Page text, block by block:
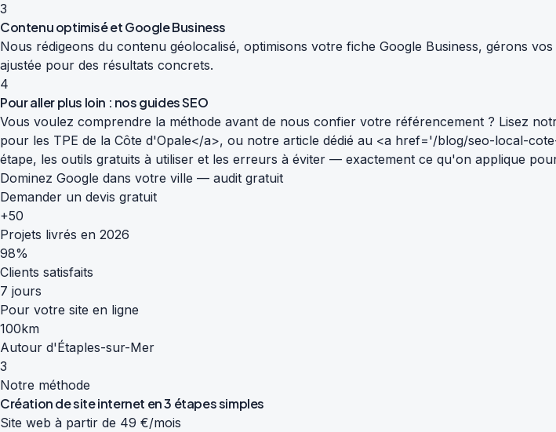
3
Contenu optimisé et Google Business
Nous rédigeons du contenu géolocalisé, optimisons votre fiche Google Business, gérons
ajustée pour des résultats concrets.
4
Pour aller plus loin : nos guides SEO
Vous voulez comprendre la méthode avant de nous confier votre référencement ? Lisez
pour les TPE de la Côte d'Opale</a>, ou notre article dédié au <a href='/blog/seo-local-
étape, les outils gratuits à utiliser et les erreurs à éviter — exactement ce qu'on applique
Dominez Google dans votre ville — audit gratuit
Demander un devis gratuit
+50
Projets livrés en 2026
98%
Clients satisfaits
7 jours
Pour votre site en ligne
100km
Autour d'Étaples-sur-Mer
3
Notre méthode
Création de site internet en3 étapes simples
Site web à partir de 49 €/mois